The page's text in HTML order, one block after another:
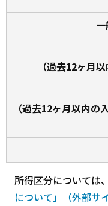
（過去12ヶ月
（過去12ヶ月以内
所得区分については、
について」（外部サイ